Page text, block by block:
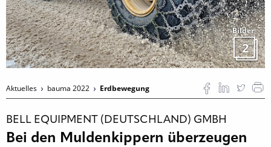
Bilder
2
Aktuelles bauma 2022 Erdbewegung
BELL EQUIPMENT (DEUTSCHLAND) GMBH
Bei den Muldenkippern überzeugen